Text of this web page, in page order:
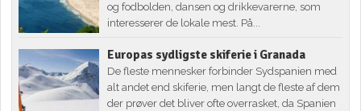
og fodbolden, dansen og drikkevarerne, som
interesserer de lokale mest. På...
Europas sydligste skiferie i Granada
De fleste mennesker forbinder Sydspanien med
alt andet end skiferie, men langt de fleste af dem
der prøver det bliver ofte overrasket, da Spanien